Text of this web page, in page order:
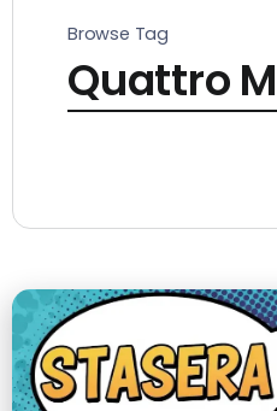
Browse Tag
Quattro